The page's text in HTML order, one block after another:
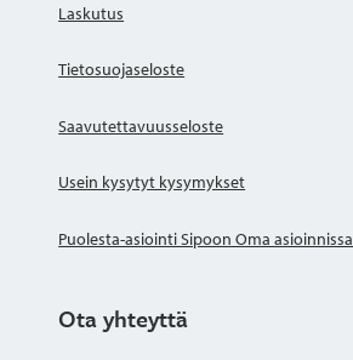
Laskutus
Tietosuojaseloste
Saavutettavuusseloste
Usein kysytyt kysymykset
Puolesta-asiointi Sipoon Oma asioinnissa
Ota yhteyttä